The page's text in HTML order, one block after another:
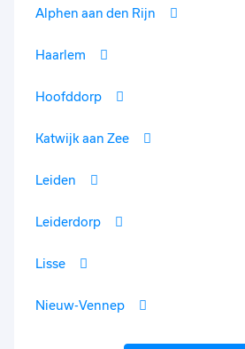
Alphen aan den Rijn
Haarlem
Hoofddorp
Katwijk aan Zee
Leiden
Leiderdorp
Lisse
Nieuw-Vennep